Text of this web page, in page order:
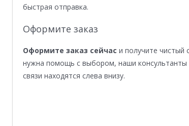
быстрая отправка.
Оформите заказ
Оформите заказ сейчас и получите чистый
нужна помощь с выбором, наши
связи находятся слева внизу.